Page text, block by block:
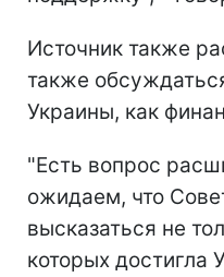
Источник также
также
Украины, как
"Есть вопрос
ожидаем, что
высказаться не
которых достигла